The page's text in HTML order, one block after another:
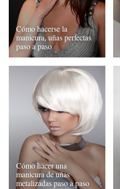
Cómo hacerse la
manicura, uñas perfectas
paso a paso
Cómo hacer una
manicura de uñas
metalizadas paso a paso